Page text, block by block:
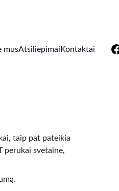
musAtsiliepimai Kontaktai
taip pat pateikia
perukai svetaine,